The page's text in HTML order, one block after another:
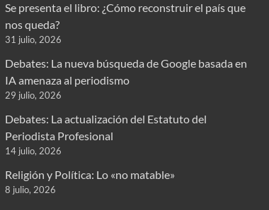
Se presenta el libro: ¿Cómo reconstruir el país que
nos queda?
31 julio, 2026
Debates: La nueva búsqueda de Google basada en
IA amenaza al periodismo
29 julio, 2026
Debates: La actualización del Estatuto del
Periodista Profesional
14 julio, 2026
Religión y Política: Lo «no matable»
8 julio, 2026